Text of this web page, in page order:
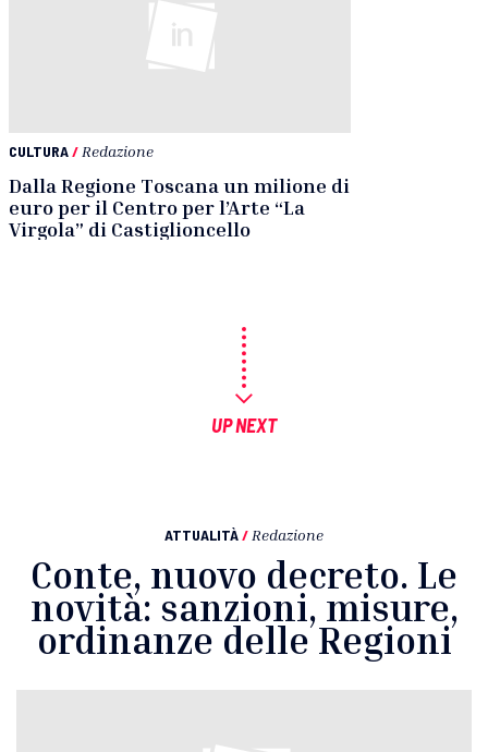
CULTURA/ Redazione
Dalla Regione Toscana un milione di
euro per il Centro per l’Arte “La
Virgola” di Castiglioncello
UP NEXT
ATTUALITÀ/ Redazione
Conte, nuovo decreto. Le
novità: sanzioni, misure,
ordinanze delle Regioni